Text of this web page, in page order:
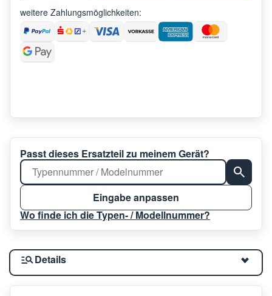
weitere Zahlungsmöglichkeiten:
Passt dieses Ersatzteil zu meinem Gerät?
Eingabe anpassen
Wo finde ich die Typen- / Modellnummer?
Details